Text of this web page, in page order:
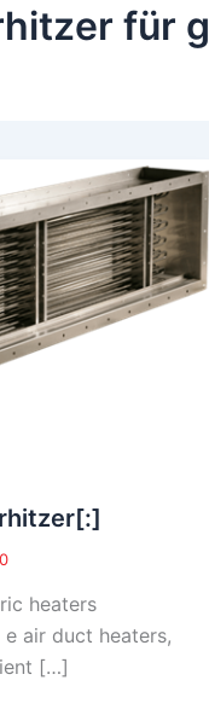
für
heaters
air duct heaters,
[…]